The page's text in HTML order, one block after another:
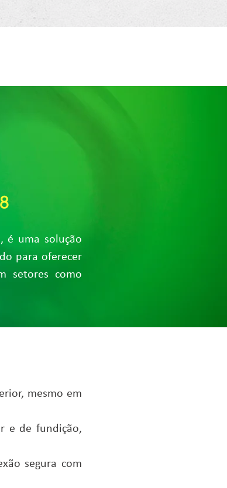
é uma solução
para oferecer
setores como
mesmo em
e de fundição,
segura com